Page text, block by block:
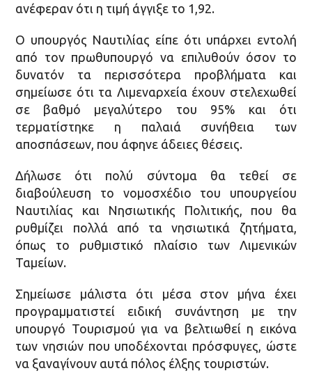
ανέφεραν ότι η τιμή άγγιξε το 1,92.
Ο υπουργός Ναυτιλίας είπε ότι υπάρχει εντολή
από τον πρωθυπουργό να επιλυθούν όσον το
δυνατόν τα περισσότερα προβλήματα και
σημείωσε ότι τα Λιμεναρχεία έχουν στελεχωθεί
σε βαθμό μεγαλύτερο του 95% και ότι
τερματίστηκε η παλαιά συνήθεια των
αποσπάσεων, που άφηνε άδειες θέσεις.
Δήλωσε ότι πολύ σύντομα θα τεθεί σε
διαβούλευση το νομοσχέδιο του υπουργείου
Ναυτιλίας και Νησιωτικής Πολιτικής, που θα
ρυθμίζει πολλά από τα νησιωτικά ζητήματα,
όπως το ρυθμιστικό πλαίσιο των Λιμενικών
Ταμείων.
Σημείωσε μάλιστα ότι μέσα στον μήνα έχει
προγραμματιστεί ειδική συνάντηση με την
υπουργό Τουρισμού για να βελτιωθεί η εικόνα
των νησιών που υποδέχονται πρόσφυγες, ώστε
να ξαναγίνουν αυτά πόλος έλξης τουριστών.